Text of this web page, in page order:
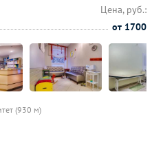
(930 м)
Цена, руб.:
от 1700